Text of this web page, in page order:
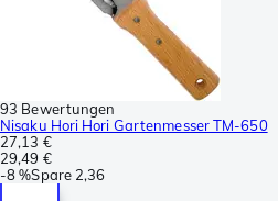
93 Bewertungen
Nisaku Hori Hori Gartenmesser TM-650
27,13 €
29,49 €
-8 %Spare 2,36